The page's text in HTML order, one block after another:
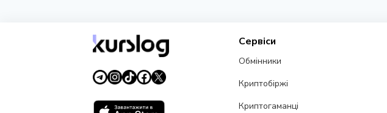
Сервіси
Обмінники
Криптобіржі
Криптогаманці